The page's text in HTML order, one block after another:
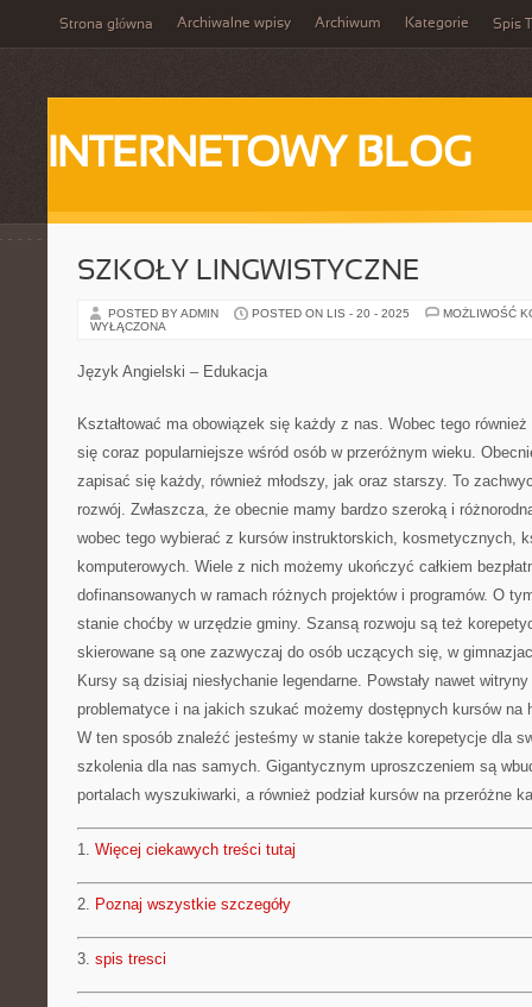
Strona główna Archiwalne wpisy Archiwum Kategorie Spis
INTERNETOWY BLOG
SZKOŁY LINGWISTYCZNE
POSTED BY ADMIN POSTED ON LIS - 20 - 2025
MOŻLIWOŚĆ
WYŁĄCZONA
Język Angielski – Edukacja
Kształtować ma obowiązek się każdy z nas. Wobec tego
się coraz popularniejsze wśród osób w przeróżnym wieku.
zapisać się każdy, również młodszy, jak oraz starszy. To
rozwój. Zwłaszcza, że obecnie mamy bardzo szeroką i
wobec tego wybierać z kursów instruktorskich, kosmetycznych,
komputerowych. Wiele z nich możemy ukończyć całkiem
dofinansowanych w ramach różnych projektów i programów. O
stanie choćby w urzędzie gminy. Szansą rozwoju są też
skierowane są one zazwyczaj do osób uczących się, w
Kursy są dzisiaj niesłychanie legendarne. Powstały nawet
problematyce i na jakich szukać możemy dostępnych kursów na
W ten sposób znaleźć jesteśmy w stanie także korepetycje dla
szkolenia dla nas samych. Gigantycznym uproszczeniem są
portalach wyszukiwarki, a również podział kursów na przeróżne
1. Więcej ciekawych treści tutaj
2. Poznaj wszystkie szczegóły
3. spis tresci